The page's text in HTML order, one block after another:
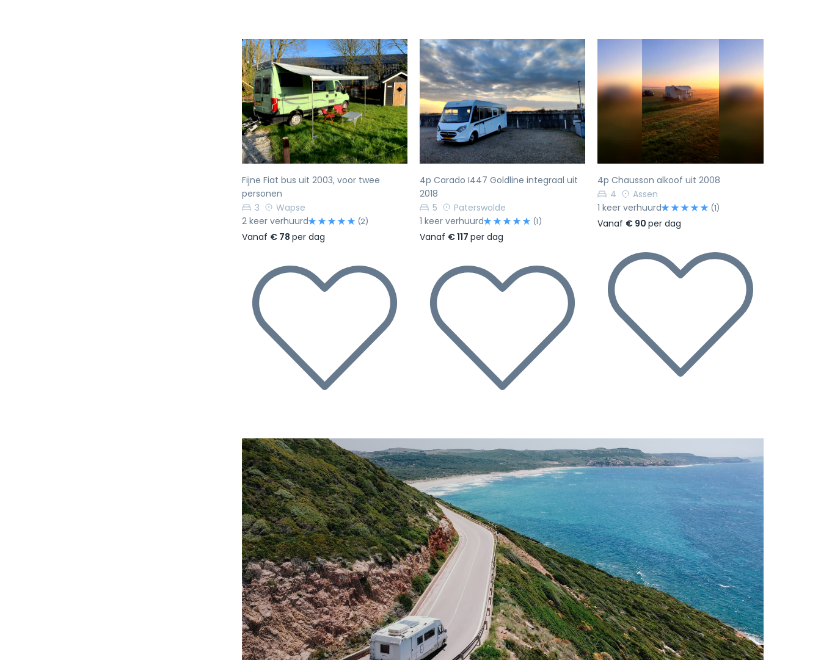
Vorige Volgende
Fijne Fiat bus uit 2003, voor twee
personen
3
Wapse
2 keer verhuurd
(2)
Vanaf € 78 per dag
Vorige Volgende
4p Carado I447 Goldline integraal uit
2018
5
Paterswolde
1 keer verhuurd
(1)
Vanaf € 117 per dag
Vorige
4p Chausson alkoof uit 2008
4
Assen
1 keer verhuurd
(1)
Vanaf € 90per dag